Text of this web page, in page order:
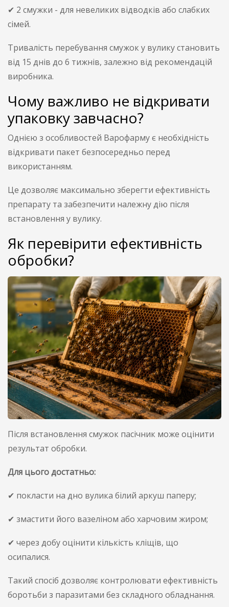
✔ 2 смужки - для невеликих відводків або слабких
сімей.
Тривалість перебування смужок у вулику становить
від 15 днів до 6 тижнів, залежно від рекомендацій
виробника.
Чому важливо не відкривати
упаковку завчасно?
Однією з особливостей Варофарму є необхідність
відкривати пакет безпосередньо перед
використанням.
Це дозволяє максимально зберегти ефективність
препарату та забезпечити належну дію після
встановлення у вулику.
Як перевірити ефективність
обробки?
Після встановлення смужок пасічник може оцінити
результат обробки.
Для цього достатньо:
✔ покласти на дно вулика білий аркуш паперу;
✔ змастити його вазеліном або харчовим жиром;
✔ через добу оцінити кількість кліщів, що
осипалися.
Такий спосіб дозволяє контролювати ефективність
боротьби з паразитами без складного обладнання.